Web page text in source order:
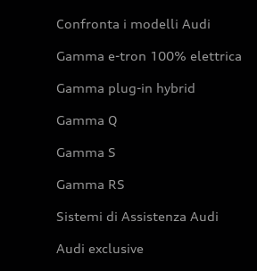
Confronta i modelli Audi
Gamma e-tron 100% elettrica
Gamma plug-in hybrid
Gamma Q
Gamma S
Gamma RS
Sistemi di Assistenza Audi
Audi exclusive